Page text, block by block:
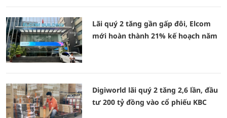
Lãi quý 2 tăng gần gấp đôi, Elcom
mới hoàn thành 21% kế hoạch năm
Digiworld lãi quý 2 tăng 2,6 lần, đầu
tư 200 tỷ đồng vào cổ phiếu KBC